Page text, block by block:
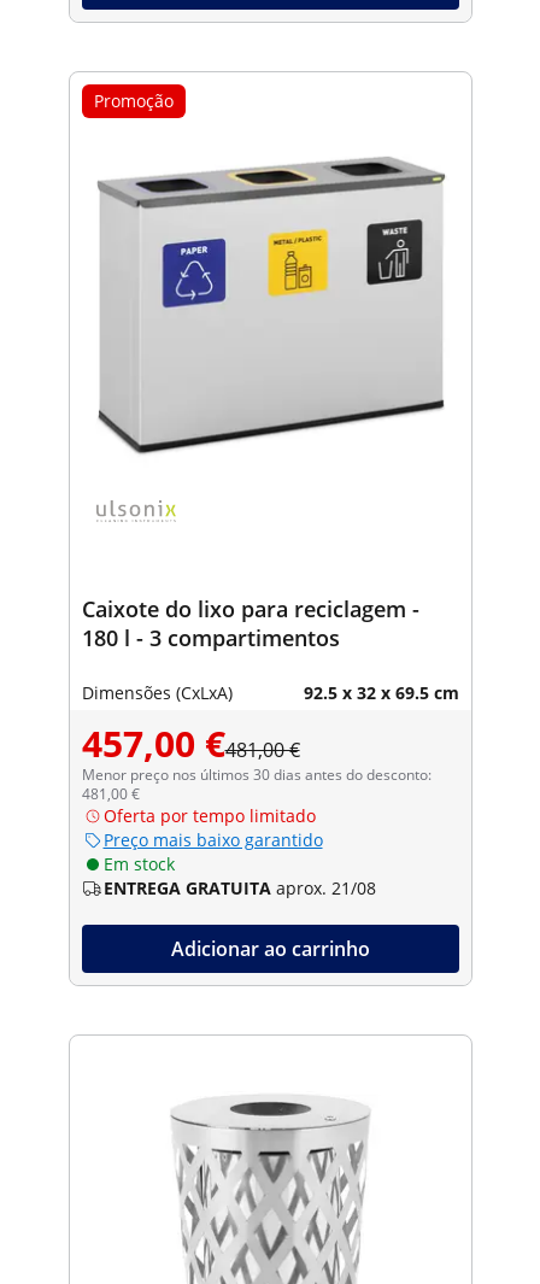
Promoção
Caixote do lixo para reciclagem -
180 l - 3 compartimentos
Dimensões (CxLxA) 92.5 x 32 x 69.5 cm
457,00 €481,00 €
Menor preço nos últimos 30 dias antes do desconto:
481,00 €
Oferta por tempo limitado
Preço mais baixo garantido
Em stock
ENTREGA GRATUITA aprox. 21/08
Adicionar ao carrinho